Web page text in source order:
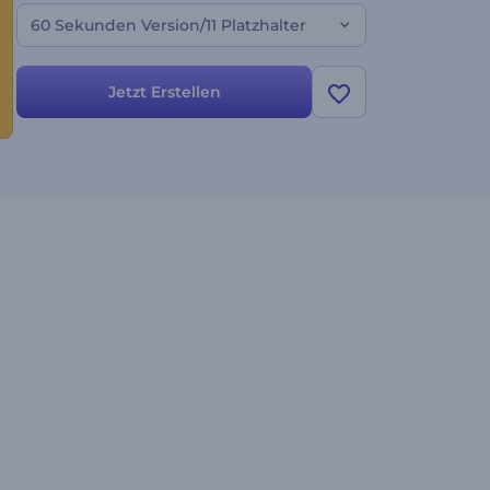
60 Sekunden Version/11 Platzhalter
Jetzt Erstellen